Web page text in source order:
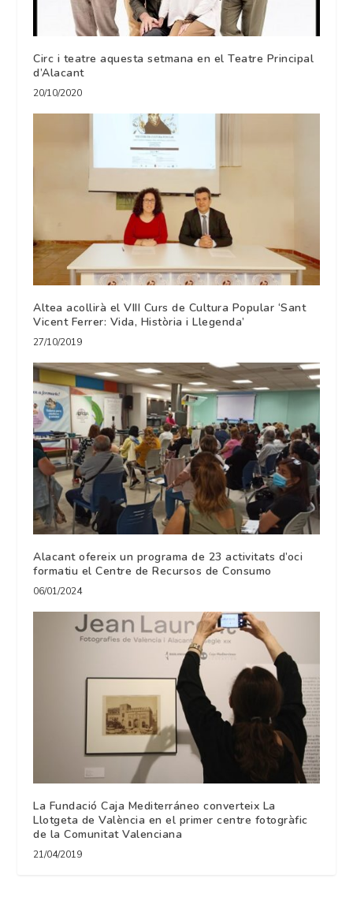
Circ i teatre aquesta setmana en el Teatre Principal
d’Alacant
20/10/2020
Altea acollirà el VIII Curs de Cultura Popular ‘Sant
Vicent Ferrer: Vida, Història i Llegenda’
27/10/2019
Alacant ofereix un programa de 23 activitats d’oci
formatiu el Centre de Recursos de Consumo
06/01/2024
La Fundació Caja Mediterráneo converteix La
Llotgeta de València en el primer centre fotogràfic
de la Comunitat Valenciana
21/04/2019